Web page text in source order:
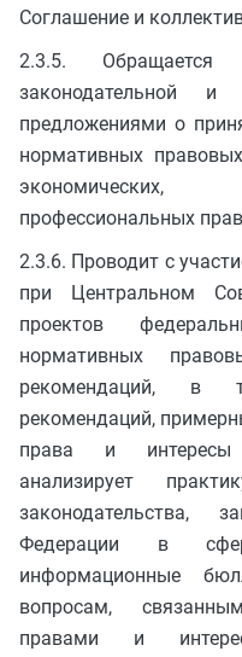
Соглашение и
2.3.5.
законодательной и
предложениями о
нормативных
экономических,
профессиональных
2.3.6. Проводит с
при Центральном
проектов
нормативных
рекомендаций, в
рекомендаций,
права и интересы
анализирует
законодательства,
Федерации в
информационные
вопросам,
правами и